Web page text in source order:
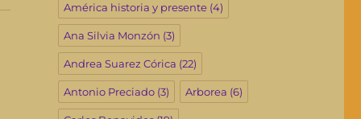
América historia y presente(4)
Ana Silvia Monzón (3)
Andrea Suarez Córica (22)
Antonio Preciado(3) Arborea (6)